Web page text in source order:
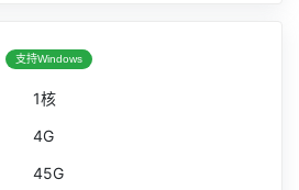
支持Windows
1核
4G
45G